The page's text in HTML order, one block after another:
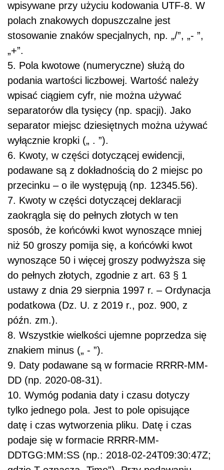
wpisywane przy użyciu kodowania UTF-8. W
polach znakowych dopuszczalne jest
stosowanie znaków specjalnych, np. „/”, „- ”,
„+”.
5. Pola kwotowe (numeryczne) służą do
podania wartości liczbowej. Wartość należy
wpisać ciągiem cyfr, nie można używać
separatorów dla tysięcy (np. spacji). Jako
separator miejsc dziesiętnych można używać
wyłącznie kropki („ . ”).
6. Kwoty, w części dotyczącej ewidencji,
podawane są z dokładnością do 2 miejsc po
przecinku – o ile występują (np. 12345.56).
7. Kwoty w części dotyczącej deklaracji
zaokrągla się do pełnych złotych w ten
sposób, że końcówki kwot wynoszące mniej
niż 50 groszy pomija się, a końcówki kwot
wynoszące 50 i więcej groszy podwyższa się
do pełnych złotych, zgodnie z art. 63 § 1
ustawy z dnia 29 sierpnia 1997 r. – Ordynacja
podatkowa (Dz. U. z 2019 r., poz. 900, z
późn. zm.).
8. Wszystkie wielkości ujemne poprzedza się
znakiem minus („ - ”).
9. Daty podawane są w formacie RRRR-MM-
DD (np. 2020-08-31).
10. Wymóg podania daty i czasu dotyczy
tylko jednego pola. Jest to pole opisujące
datę i czas wytworzenia pliku. Datę i czas
podaje się w formacie RRRR-MM-
DDTGG:MM:SS (np.: 2018-02-24T09:30:47Z;